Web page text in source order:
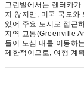
그린빌에서는 렌터카
지 않지만, 미국 국도
있어 주요 도시로 접근
지역 교통(Greenville
들이 도심 내를 이동하
제한적이므로, 여행 계